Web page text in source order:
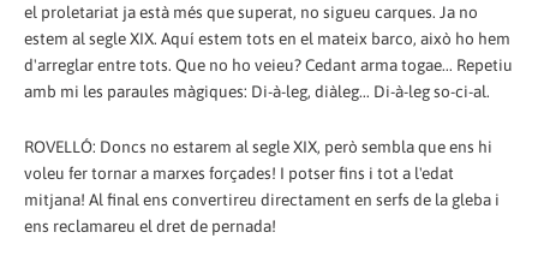
el proletariat ja està més que superat, no sigueu carques. Ja no
estem al segle XIX. Aquí estem tots en el mateix barco, això ho hem
d'arreglar entre tots. Que no ho veieu? Cedant arma togae... Repetiu
amb mi les paraules màgiques: Di-à-leg, diàleg... Di-à-leg so-ci-al.
ROVELLÓ: Doncs no estarem al segle XIX, però sembla que ens hi
voleu fer tornar a marxes forçades! I potser fins i tot a l'edat
mitjana! Al final ens convertireu directament en serfs de la gleba i
ens reclamareu el dret de pernada!